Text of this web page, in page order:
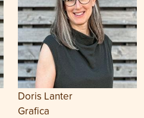
Doris Lanter
Grafica